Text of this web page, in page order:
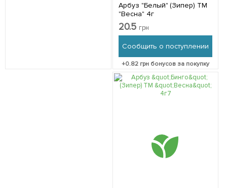
Арбуз "Белый" (Зипер) ТМ
"Весна" 4г
20.5 грн
Сообщить о поступлении
+0.82 грн бонусов за покупку